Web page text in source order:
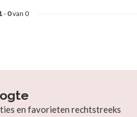
- 0van 0
en favorieten rechtstreeks